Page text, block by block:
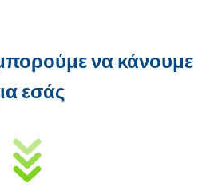
να κάνουμε